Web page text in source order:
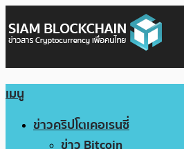
เมนู
ข่าวคริปโตเคอเรนซี่